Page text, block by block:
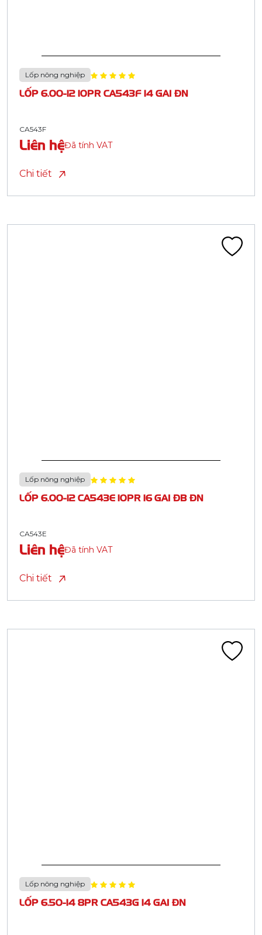
Lốp nông nghiệp
LỐP 6.00-12 10PR CA543F 14 GAI ĐN
CA543F
Liên hệĐã tính VAT
Chi tiết
Lốp nông nghiệp
LỐP 6.00-12 CA543E 10PR 16 GAI ĐB ĐN
CA543E
Liên hệĐã tính VAT
Chi tiết
Lốp nông nghiệp
LỐP 6.50-14 8PR CA543G 14 GAI ĐN